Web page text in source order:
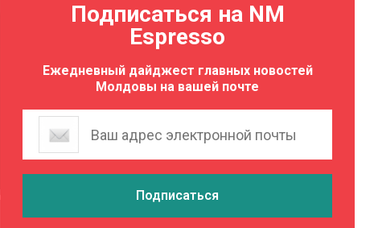
Подписаться на NM
Espresso
Ежедневный дайджест главных новостей
Молдовы на вашей почте